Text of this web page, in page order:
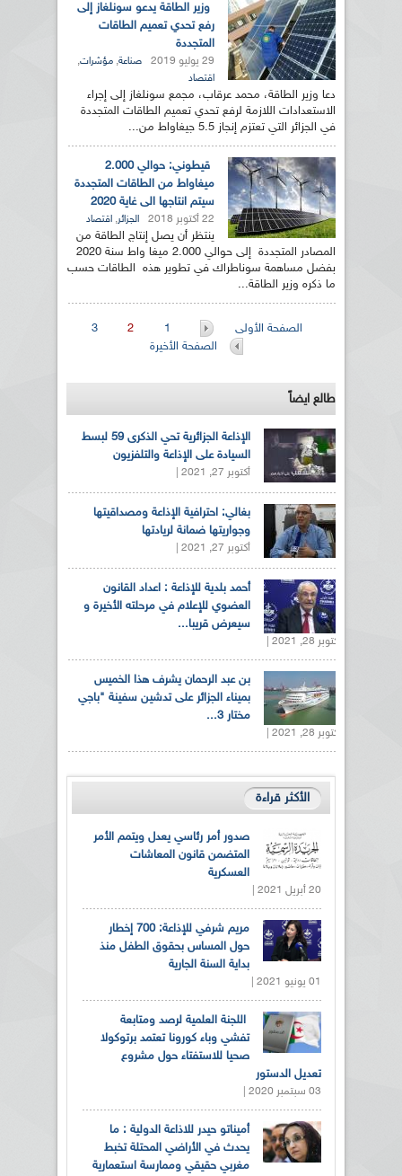
وزير الطاقة يدعو سونلغاز إلى
رفع تحدي تعميم الطاقات
المتجددة
29 يوليو 2019 صناعة, مؤشرات,
اقتصاد
دعا وزير الطاقة، محمد عرقاب، مجمع سونلغاز إلى إجراء
الاستعدادات اللازمة لرفع تحدي تعميم الطاقات المتجددة
في الجزائر التي تعتزم إنجاز 5.5 جيغاواط من...
قيطوني: حوالي 2.000
ميغاواط من الطاقات المتجددة
سيتم انتاجها الى غاية 2020
22 أكتوبر 2018 الجزائر, اقتصاد
ينتظر أن يصل إنتاج الطاقة من
المصادر المتجددة إلى حوالي 2.000 ميغا واط سنة 2020
بفضل مساهمة سوناطراك في تطوير هذه الطاقات حسب
ما ذكره وزير الطاقة...
الصفحات
الصفحة الأولى 1
2
3
الصفحة الأخيرة
طالع ايضاً
الإذاعة الجزائرية تحي الذكرى 59 لبسط
السيادة على الإذاعة والتلفزيون
أكتوبر 27, 2021 |
بغالي: احترافية الإذاعة ومصداقيتها
وجواريتها ضمانة لريادتها
أكتوبر 27, 2021 |
أحمد بلدية للإذاعة : اعداد القانون
العضوي للإعلام في مرحلته الأخيرة و
سيعرض قريبا...
أكتوبر 28, 2021 |
بن عبد الرحمان يشرف هذا الخميس
بميناء الجزائر على تدشين سفينة "باجي
مختار 3...
أكتوبر 28, 2021 |
الأكثر قراءة
صدور أمر رئاسي يعدل ويتمم الأمر
المتضمن قانون المعاشات
العسكرية
20 أبريل 2021 |
مريم شرفي للإذاعة: 700 إخطار
حول المساس بحقوق الطفل منذ
بداية السنة الجارية
01 يونيو 2021 |
اللجنة العلمية لرصد ومتابعة
تفشي وباء كورونا تعتمد برتوكولا
صحيا للاستفتاء حول مشروع
تعديل الدستور
03 سبتمبر 2020 |
أميناتو حيدر للاذاعة الدولية : ما
يحدث في الأراضي المحتلة تخبط
مغربي حقيقي وممارسة استعمارية